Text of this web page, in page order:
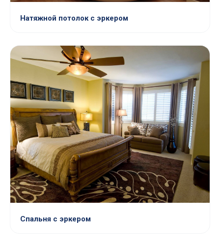
Натяжной потолок с эркером
Спальня с эркером